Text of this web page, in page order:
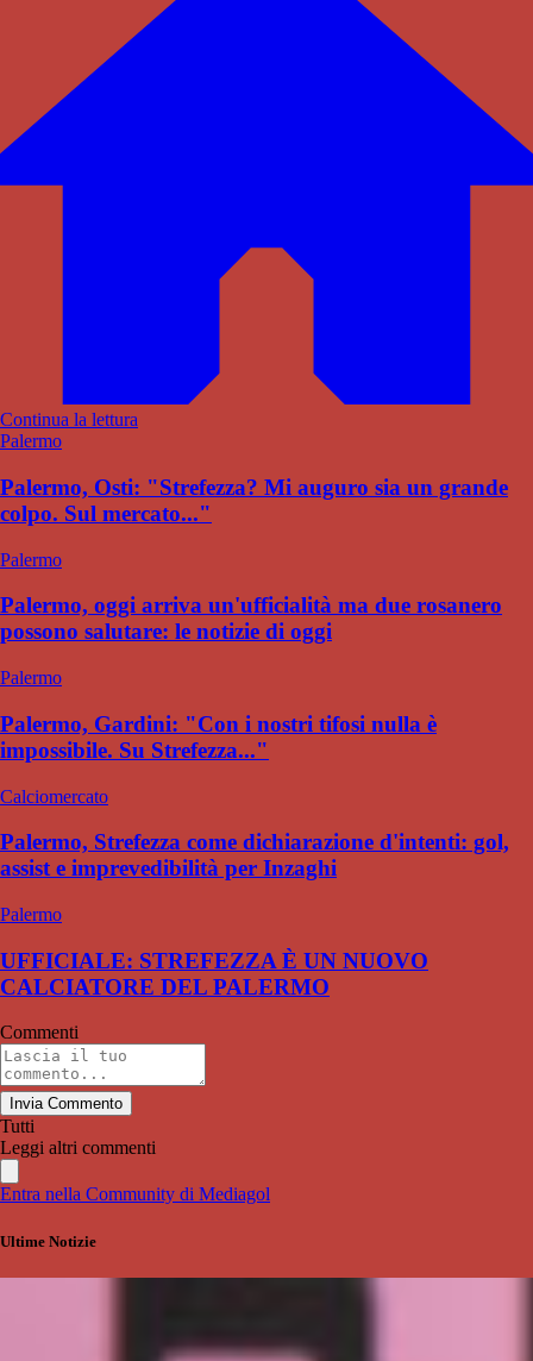
Continua la lettura
Palermo
Palermo, Osti: "Strefezza? Mi auguro sia un grande
colpo. Sul mercato..."
Palermo
Palermo, oggi arriva un'ufficialità ma due rosanero
possono salutare: le notizie di oggi
Palermo
Palermo, Gardini: "Con i nostri tifosi nulla è
impossibile. Su Strefezza..."
Calciomercato
Palermo, Strefezza come dichiarazione d'intenti: gol,
assist e imprevedibilità per Inzaghi
Palermo
UFFICIALE: STREFEZZA È UN NUOVO
CALCIATORE DEL PALERMO
Commenti
Invia Commento
Tutti
Leggi altri commenti
Entra nella Community di Mediagol
Ultime Notizie